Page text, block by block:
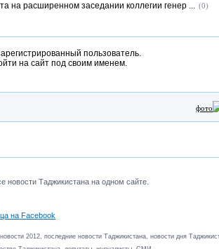
на расширенном заседании коллегии генер ... (0)
пользователь.
на сайт под своим именем.
фото
новости Таджикистана на одном сайте.
на Facebook
2012, последние новости Таджикистана, новости дня